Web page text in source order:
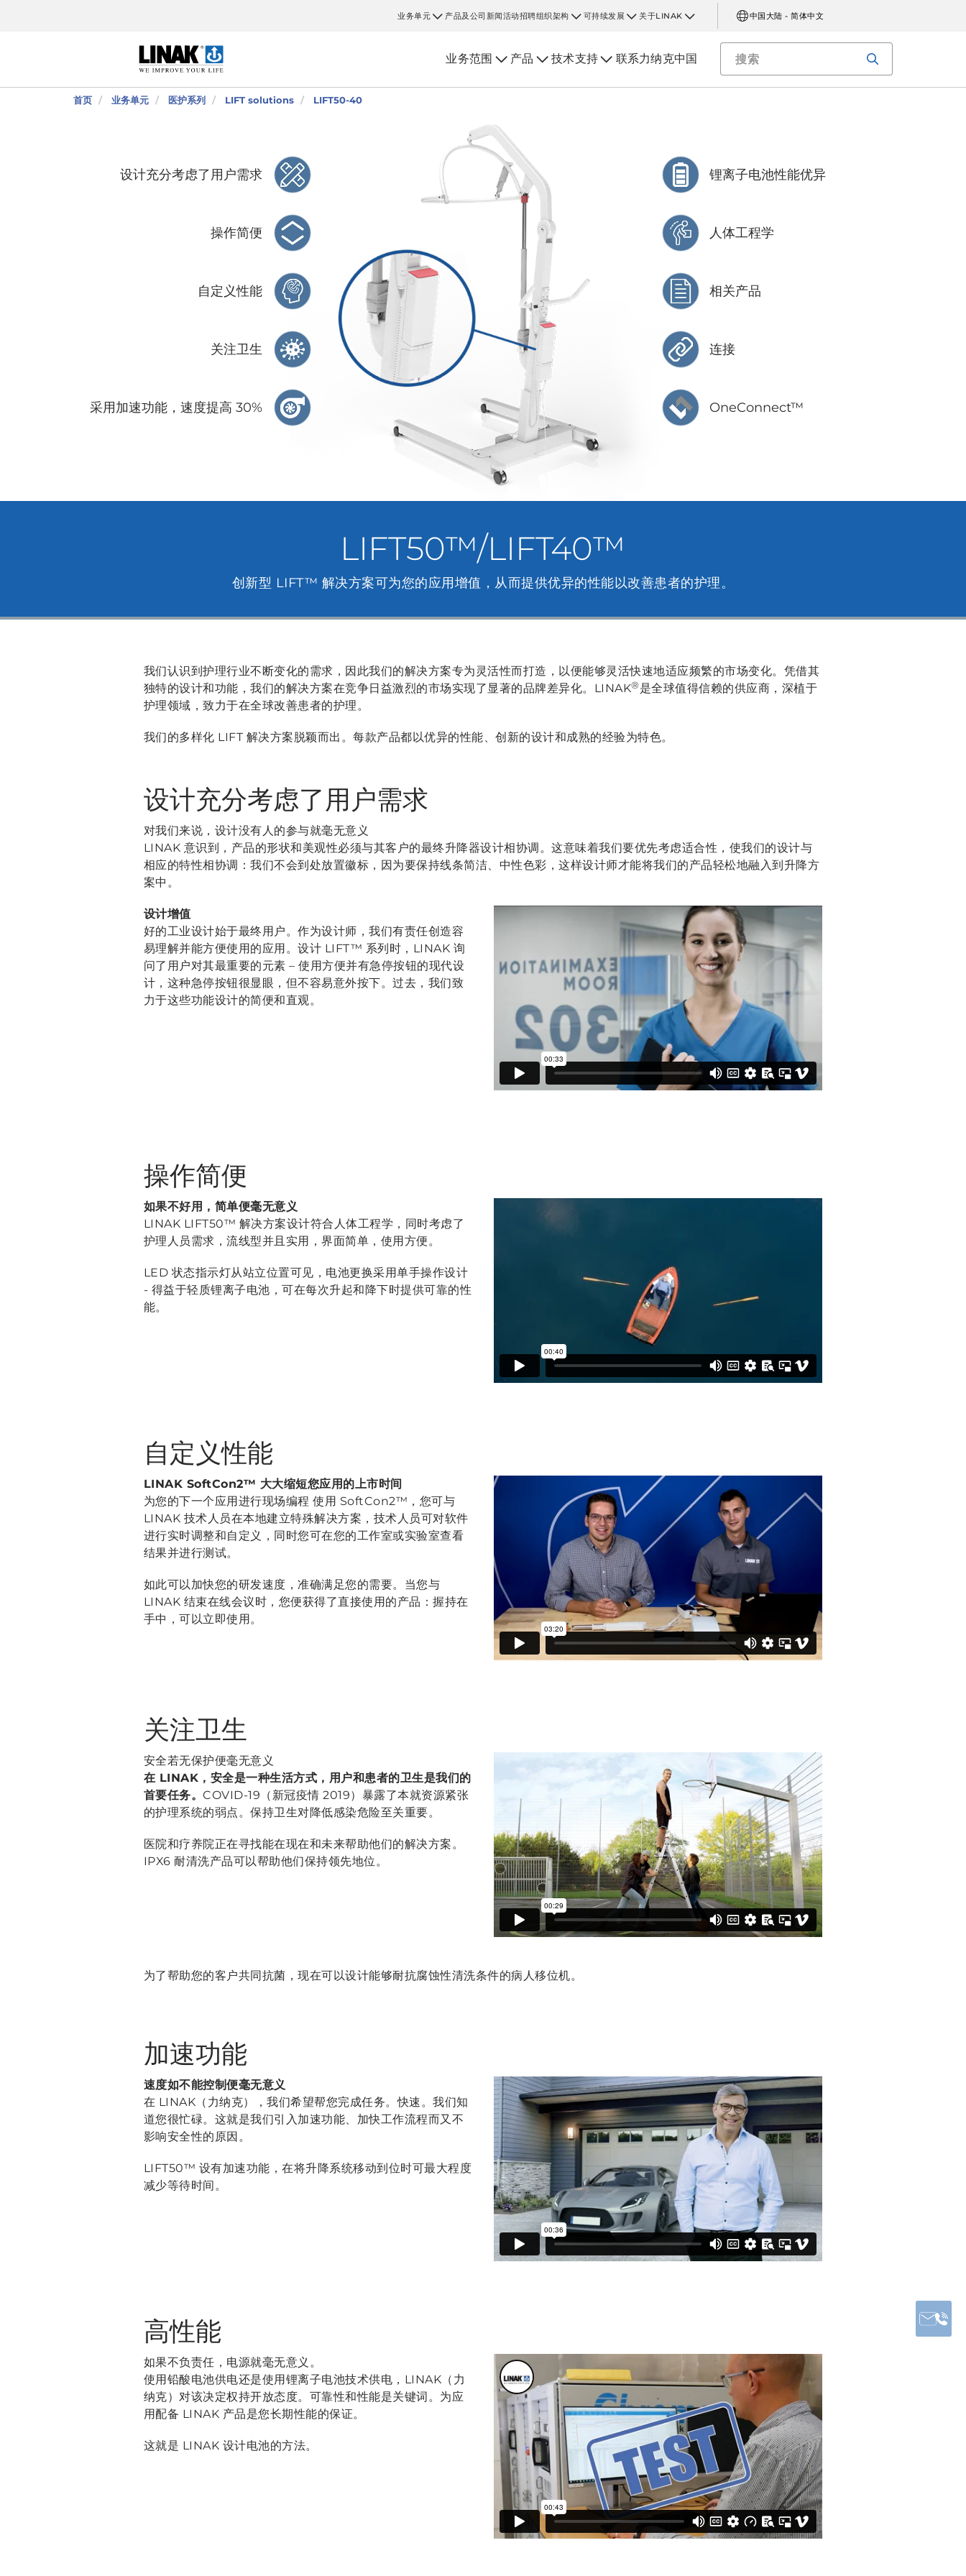
业务单元 产品及公司新闻活动招聘组织架构 可持续发展 关于LINAK 中国大陆 - 简体中文
业务范围 产品 技术支持 联系力纳克中国
首页 业务单元 医护系列 LIFT solutions LIFT50-40
设计充分考虑了用户需求
自定义性能
操作简便
关注卫生
锂离子电池性能优异
连接
人体工程学
相关产品
采用加速功能，速度提高 30% OneConnect™
LIFT50™/LIFT40™
创新型 LIFT™ 解决方案可为您的应用增值，从而提供优异的性能以改善患者的护理。
我们认识到护理行业不断变化的需求，因此我们的解决方案专为灵活性而打造，以便能够灵活快速地适应频繁的市场变化。凭借其
独特的设计和功能，我们的解决方案在竞争日益激烈的市场实现了显著的品牌差异化。LINAK®是全球值得信赖的供应商，深植于
护理领域，致力于在全球改善患者的护理。
我们的多样化 LIFT 解决方案脱颖而出。每款产品都以优异的性能、创新的设计和成熟的经验为特色。
设计充分考虑了用户需求
对我们来说，设计没有人的参与就毫无意义
LINAK 意识到，产品的形状和美观性必须与其客户的最终升降器设计相协调。这意味着我们要优先考虑适合性，使我们的设计与
相应的特性相协调：我们不会到处放置徽标，因为要保持线条简洁、中性色彩，这样设计师才能将我们的产品轻松地融入到升降方
案中。
设计增值
好的工业设计始于最终用户。作为设计师，我们有责任创造容
易理解并能方便使用的应用。设计 LIFT™ 系列时，LINAK 询
问了用户对其最重要的元素 – 使用方便并有急停按钮的现代设
计，这种急停按钮很显眼，但不容易意外按下。过去，我们致
力于这些功能设计的简便和直观。
操作简便
如果不好用，简单便毫无意义
LINAK LIFT50™ 解决方案设计符合人体工程学，同时考虑了
护理人员需求，流线型并且实用，界面简单，使用方便。
LED 状态指示灯从站立位置可见，电池更换采用单手操作设计
- 得益于轻质锂离子电池，可在每次升起和降下时提供可靠的性
能。
自定义性能
LINAK SoftCon2™ 大大缩短您应用的上市时间
为您的下一个应用进行现场编程 使用 SoftCon2™，您可与
LINAK 技术人员在本地建立特殊解决方案，技术人员可对软件
进行实时调整和自定义，同时您可在您的工作室或实验室查看
结果并进行测试。
如此可以加快您的研发速度，准确满足您的需要。当您与
LINAK 结束在线会议时，您便获得了直接使用的产品：握持在
手中，可以立即使用。
关注卫生
安全若无保护便毫无意义
在 LINAK，安全是一种生活方式，用户和患者的卫生是我们的
首要任务。 COVID-19（新冠疫情 2019）暴露了本就资源紧张
的护理系统的弱点。保持卫生对降低感染危险至关重要。
医院和疗养院正在寻找能在现在和未来帮助他们的解决方案。
IPX6 耐清洗产品可以帮助他们保持领先地位。
为了帮助您的客户共同抗菌，现在可以设计能够耐抗腐蚀性清洗条件的病人移位机。
加速功能
速度如不能控制便毫无意义
在 LINAK（力纳克），我们希望帮您完成任务。快速。我们知
道您很忙碌。这就是我们引入加速功能、加快工作流程而又不
影响安全性的原因。
LIFT50™ 设有加速功能，在将升降系统移动到位时可最大程度
减少等待时间。
高性能
如果不负责任，电源就毫无意义。
使用铅酸电池供电还是使用锂离子电池技术供电，LINAK（力
纳克）对该决定权持开放态度。可靠性和性能是关键词。为应
用配备 LINAK 产品是您长期性能的保证。
这就是 LINAK 设计电池的方法。